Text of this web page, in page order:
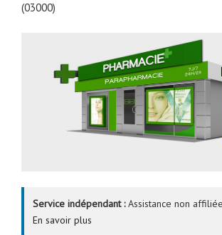
(03000)
Service indépendant :Assistance non
En savoir plus